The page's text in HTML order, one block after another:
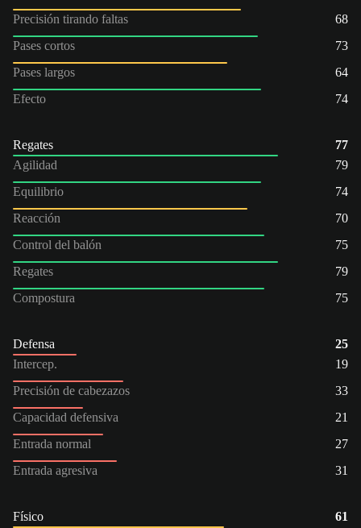
Precisión tirando faltas
68
Pases cortos
73
Pases largos
64
Efecto
74
Regates
77
Agilidad
79
Equilibrio
74
Reacción
70
Control del balón
75
Regates
79
Compostura
75
Defensa
25
Intercep.
19
Precisión de cabezazos
33
Capacidad defensiva
21
Entrada normal
27
Entrada agresiva
31
Físico
61